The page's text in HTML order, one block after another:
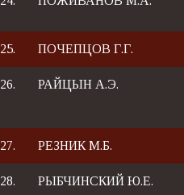
25. ПОЧЕПЦОВ Г.Г.
26. РАЙЦЫН А.Э.
27. РЕЗНИК М.Б.
28. РЫБЧИНСКИЙ Ю.Е.